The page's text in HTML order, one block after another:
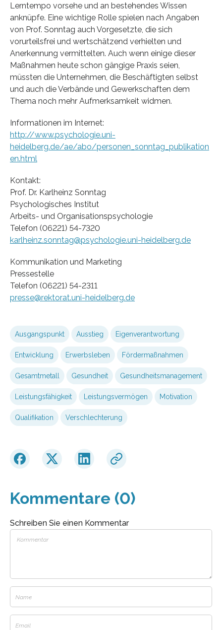
Lerntempo vorsehe und an bestehendes Wissen
anknüpfe. Eine wichtige Rolle spielen nach Angaben
von Prof. Sonntag auch Vorgesetzte, die sich
vorurteilsfrei und wertschätzend verhielten und
Anerkennung vermittelten. Auch wenn einige dieser
Maßnahmen heute schon gängige Praxis seien,
müssten die Unternehmen, die Beschäftigten selbst
und auch die Verbände und Gewerkschaften dem
Thema noch mehr Aufmerksamkeit widmen.
Informationen im Internet:
http://www.psychologie.uni-
heidelberg.de/ae/abo/personen_sonntag_publikation
en.html
Kontakt:
Prof. Dr. Karlheinz Sonntag
Psychologisches Institut
Arbeits- und Organisationspsychologie
Telefon (06221) 54-7320
karlheinz.sonntag@psychologie.uni-heidelberg.de
Kommunikation und Marketing
Pressestelle
Telefon (06221) 54-2311
presse@rektorat.uni-heidelberg.de
Ausgangspunkt Ausstieg Eigenverantwortung
Entwicklung Erwerbsleben Fördermaßnahmen
Gesamtmetall Gesundheit Gesundheitsmanagement
Leistungsfähigkeit Leistungsvermögen Motivation
Qualifikation Verschlechterung
Kommentare (0)
Schreiben Sie einen Kommentar